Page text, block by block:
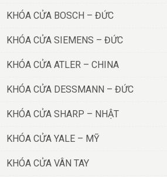
KHÓA CỬA BOSCH – ĐỨC
KHÓA CỬA SIEMENS – ĐỨC
KHÓA CỬA ATLER – CHINA
KHÓA CỬA DESSMANN – ĐỨC
KHÓA CỬA SHARP – NHẬT
KHÓA CỬA YALE – MỸ
KHÓA CỬA VÂN TAY